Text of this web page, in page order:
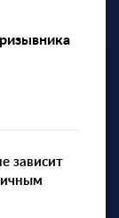
зависит